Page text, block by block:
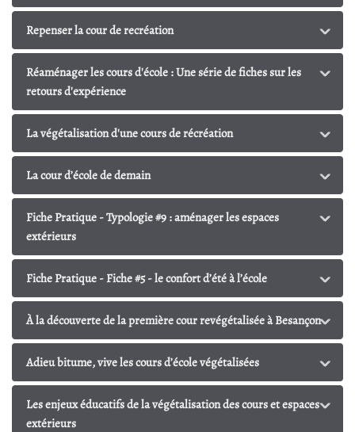
Repenser la cour de recréation
Réaménager les cours d'école : Une série de fiches sur les
retours d'expérience
La végétalisation d'une cours de récréation
La cour d’école de demain
Fiche Pratique - Typologie #9 : aménager les espaces
extérieurs
Fiche Pratique - Fiche #5 - le confort d’été à l’école
À la découverte de la première cour revégétalisée à Besançon
Adieu bitume, vive les cours d’école végétalisées
Les enjeux éducatifs de la végétalisation des cours et espaces
extérieurs